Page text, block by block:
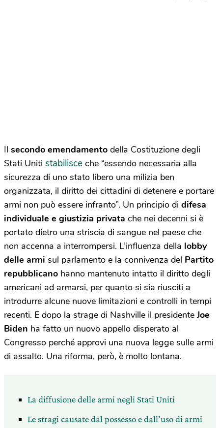
Il secondo emendamento della Costituzione degli
Stati Uniti stabilisce che “essendo necessaria alla
sicurezza di uno stato libero una milizia ben
organizzata, il diritto dei cittadini di detenere e portare
armi non può essere infranto”. Un principio di difesa
individuale e giustizia privata che nei decenni si è
portato dietro una striscia di sangue nel paese che
non accenna a interrompersi. L’influenza della lobby
delle armi sul parlamento e la connivenza del Partito
repubblicano hanno mantenuto intatto il diritto degli
americani ad armarsi, per quanto si sia riusciti a
introdurre alcune nuove limitazioni e controlli in tempi
recenti. E dopo la strage di Nashville il presidenteJoe
Biden ha fatto un nuovo appello disperato al
Congresso perché approvi una nuova legge sulle armi
di assalto. Una riforma, però, è molto lontana.
La diffusione delle armi negli Stati Uniti
Le stragi causate dal possesso e dall’uso di armi